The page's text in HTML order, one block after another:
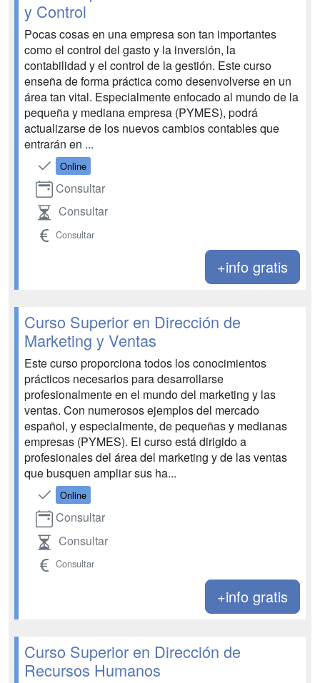
y Control
Pocas cosas en una empresa son tan importantes
como el control del gasto y la inversión, la
contabilidad y el control de la gestión. Este curso
enseña de forma práctica como desenvolverse en un
área tan vital. Especialmente enfocado al mundo de la
pequeña y mediana empresa (PYMES), podrá
actualizarse de los nuevos cambios contables que
entrarán en ...
Online
Consultar
Consultar
Consultar
+info gratis
Curso Superior en Dirección de
Marketing y Ventas
Este curso proporciona todos los conocimientos
prácticos necesarios para desarrollarse
profesionalmente en el mundo del marketing y las
ventas. Con numerosos ejemplos del mercado
español, y especialmente, de pequeñas y medianas
empresas (PYMES). El curso está dirigido a
profesionales del área del marketing y de las ventas
que busquen ampliar sus ha...
Online
Consultar
Consultar
Consultar
+info gratis
Curso Superior en Dirección de
Recursos Humanos